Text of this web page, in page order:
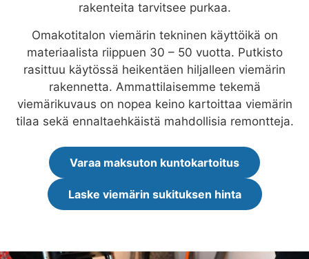
rakenteita tarvitsee purkaa.
Omakotitalon viemärin tekninen käyttöikä on
materiaalista riippuen 30 – 50 vuotta. Putkisto
rasittuu käytössä heikentäen hiljalleen viemärin
rakennetta. Ammattilaisemme tekemä
viemärikuvaus on nopea keino kartoittaa viemärin
tilaa sekä ennaltaehkäistä mahdollisia remontteja.
Varaa maksuton kuntokartoitus
Laske viemärin sukituksen hinta